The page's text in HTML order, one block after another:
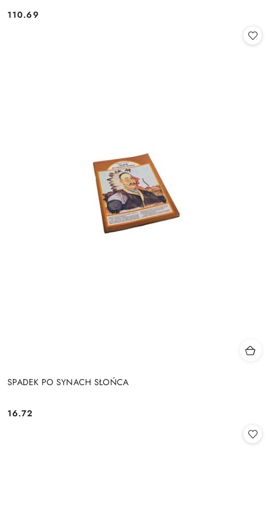
Cena:
110.69
SPADEK PO SYNACH SŁOŃCA
Cena:
16.72